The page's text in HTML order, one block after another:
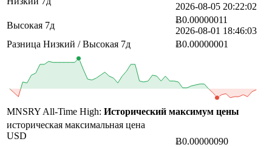
2026-08-05 20:22:02
Высокая 7д
Ƀ0.00000011
2026-08-01 18:46:03
Разница Низкий / Высокая 7д
Ƀ0.00000001
MNSRY All-Time High: Исторический максимум цены
историческая максимальная цена
USD
Ƀ0.00000090